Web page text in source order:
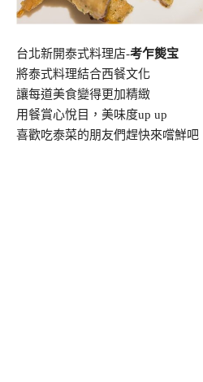
台北新開泰式料理店-考乍熋宝
將泰式料理結合西餐文化
讓每道美食變得更加精緻
用餐賞心悅目，美味度up up
喜歡吃泰菜的朋友們趕快來嚐鮮吧